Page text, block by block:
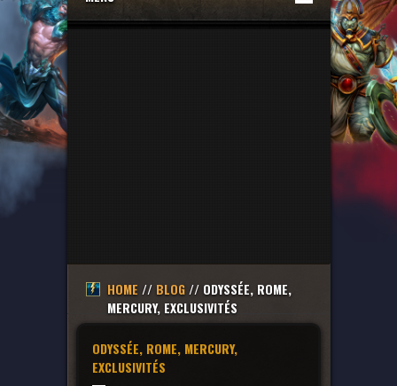
HOME // BLOG// ODYSSÉE, ROME,
MERCURY, EXCLUSIVITÉS
ODYSSÉE, ROME, MERCURY,
EXCLUSIVITÉS